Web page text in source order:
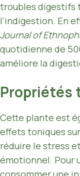
troubles digestifs
l’indigestion. En
Journal of
quotidienne de
améliore la
Propriétés
Cette plante est
effets toniques
réduire le stress
émotionnel. Pour